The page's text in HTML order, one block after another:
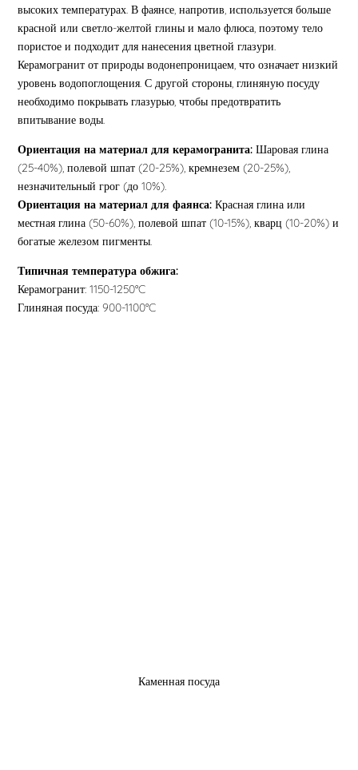
высоких температурах. В фаянсе, напротив, используется больше
красной или светло-желтой глины и мало флюса, поэтому тело
пористое и подходит для нанесения цветной глазури.
Керамогранит от природы водонепроницаем, что означает низкий
уровень водопоглощения. С другой стороны, глиняную посуду
необходимо покрывать глазурью, чтобы предотвратить
впитывание воды.
Ориентация на материал для керамогранита: Шаровая глина
(25-40%), полевой шпат (20-25%), кремнезем (20-25%),
незначительный грог (до 10%).
Ориентация на материал для фаянса: Красная глина или
местная глина (50-60%), полевой шпат (10-15%), кварц (10-20%) и
богатые железом пигменты.
Типичная температура обжига:
Керамогранит: 1150-1250°C
Глиняная посуда: 900-1100°C
Каменная посуда